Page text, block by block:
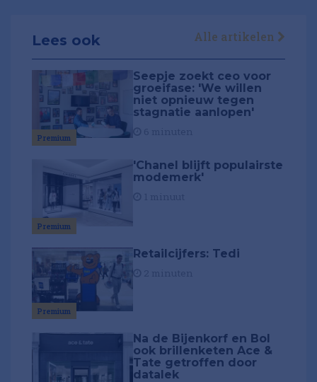
Lees ook Alle artikelen
Premium
Seepje zoekt ceo voor
groeifase: 'We willen
niet opnieuw tegen
stagnatie aanlopen'
Premium
'Chanel blijft populairste
modemerk'
Premium
Retailcijfers: Tedi
Na de Bijenkorf en Bol
ook brillenketen Ace &
Tate getroffen door
datalek